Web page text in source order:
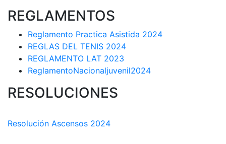
REGLAMENTOS
Reglamento Practica Asistida 2024
REGLAS DEL TENIS 2024
REGLAMENTO LAT 2023
ReglamentoNacionaljuvenil2024
RESOLUCIONES
Resolución Ascensos 2024